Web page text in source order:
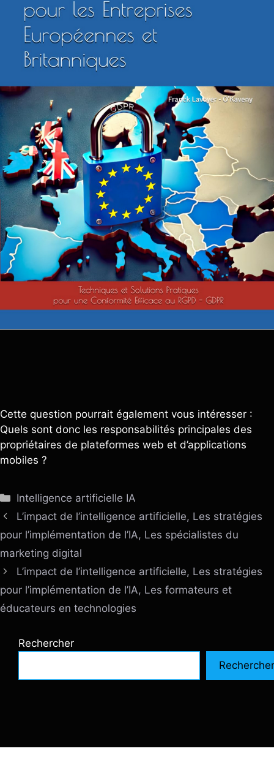
Cette question pourrait également vous intéresser :
Quels sont donc les responsabilités principales des
propriétaires de plateformes web et d’applications
mobiles ?
Catégories
Intelligence artificielle IA
L’impact de l’intelligence artificielle, Les stratégies
pour l’implémentation de l’IA, Les spécialistes du
marketing digital
L’impact de l’intelligence artificielle, Les stratégies
pour l’implémentation de l’IA, Les formateurs et
éducateurs en technologies
Rechercher
Rechercher